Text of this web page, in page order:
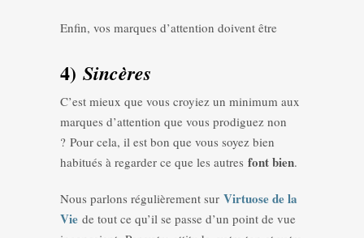
Enfin, vos marques d’attention doivent être
4) Sincères
C’est mieux que vous croyiez un minimum aux
marques d’attention que vous prodiguez non
? Pour cela, il est bon que vous soyez bien
habitués à regarder ce que les autres font bien.
Nous parlons régulièrement sur Virtuose de la
Vie de tout ce qu’il se passe d’un point de vue